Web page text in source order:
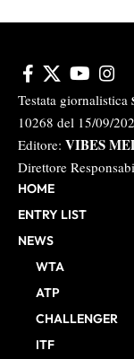
Testata giornalistica
10268 del 15/09/
Editore: VIBES
Direttore
HOME
ENTRY LIST
NEWS
WTA
ATP
CHALLENGER
ITF